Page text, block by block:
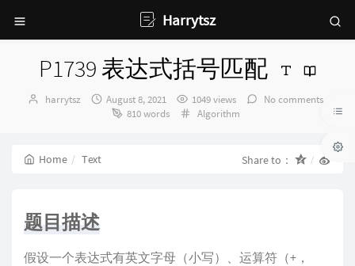
Harrytsz
P1739 表达式括号匹配
Author：
harrytsz
发
布
August 8, 2021 1049 views
No comments
810 words
Categories：
Algorithm
Home Text Share to：
题目描述
假设一个表达式有英文字母（小写）、运算符（+，